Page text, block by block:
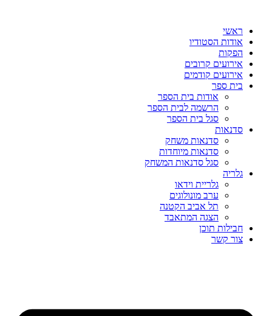
ראשי
אודות הסטודיו
הפקות
אירועים קרובים
אירועים קודמים
בית ספר
אודות בית הספר
הרשמה לבית הספר
סגל בית הספר
סדנאות
סדנאות משחק
סדנאות מיוחדות
סגל סדנאות המשחק
גלריה
גלריית וידאו
ערב מונולוגים
תל אביב הקטנה
הצגה המתאבד
חבילות תוכן
צור קשר